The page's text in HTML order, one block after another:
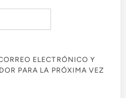
ELECTRÓNICO Y
PARA LA PRÓXIMA VEZ